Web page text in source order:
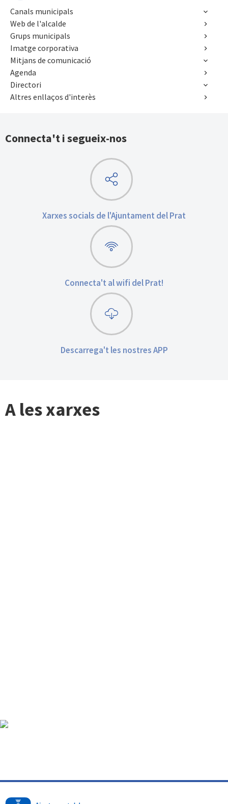
Canals municipals
Web de l'alcalde
Grups municipals
Imatge corporativa
Mitjans de comunicació
Agenda
Directori
Altres enllaços d'interès
Connecta't i segueix-nos
Xarxes socials de l'Ajuntament del Prat
Connecta't al wifi del Prat!
Descarrega't les nostres APP
A les xarxes